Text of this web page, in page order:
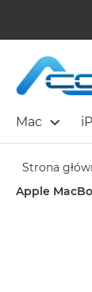
Mac
Strona
Apple